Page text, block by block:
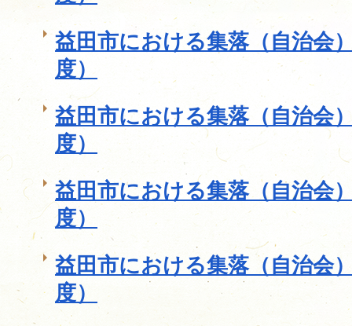
益田市における集落（自治会
度）
益田市における集落（自治会
度）
益田市における集落（自治会
度）
益田市における集落（自治会
度）